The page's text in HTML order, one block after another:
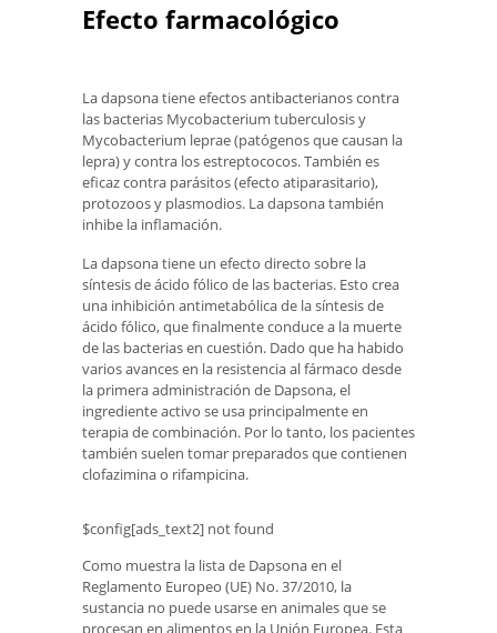
Efecto farmacológico
La dapsona tiene efectos antibacterianos contra
las bacterias Mycobacterium tuberculosis y
Mycobacterium leprae (patógenos que causan la
lepra) y contra los estreptococos. También es
eficaz contra parásitos (efecto atiparasitario),
protozoos y plasmodios. La dapsona también
inhibe la inflamación.
La dapsona tiene un efecto directo sobre la
síntesis de ácido fólico de las bacterias. Esto crea
una inhibición antimetabólica de la síntesis de
ácido fólico, que finalmente conduce a la muerte
de las bacterias en cuestión. Dado que ha habido
varios avances en la resistencia al fármaco desde
la primera administración de Dapsona, el
ingrediente activo se usa principalmente en
terapia de combinación. Por lo tanto, los pacientes
también suelen tomar preparados que contienen
clofazimina o rifampicina.
$config[ads_text2] not found
Como muestra la lista de Dapsona en el
Reglamento Europeo (UE) No. 37/2010, la
sustancia no puede usarse en animales que se
procesan en alimentos en la Unión Europea. Esta